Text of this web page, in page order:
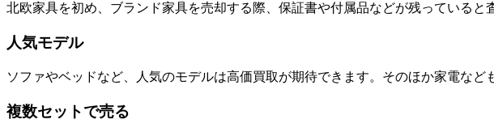
北欧家具を初め、ブランド家具を売却する際、保証書や付属品などが残っている
人気モデル
ソファやベッドなど、人気のモデルは高価買取が期待できます。そのほか家電など
複数セットで売る